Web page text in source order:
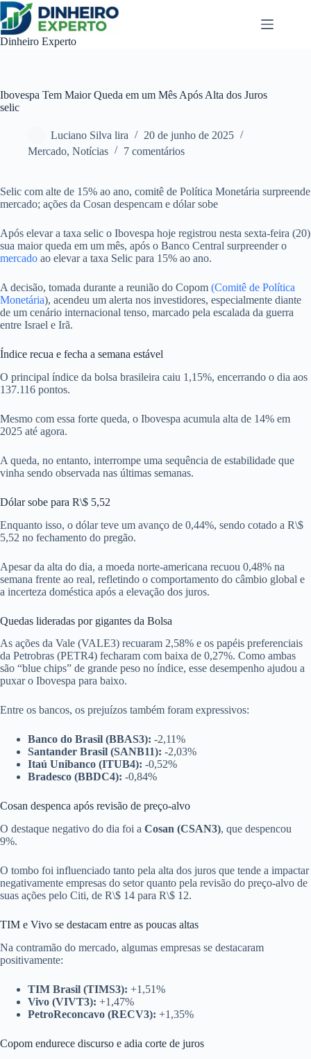
Pular
para
o
conteúdo
Dinheiro Experto
Ibovespa Tem Maior Queda em um Mês Após Alta dos Juros
selic
Luciano Silva lira
20 de junho de 2025
Mercado, Notícias 7 comentários
Selic com alte de 15% ao ano, comitê de Política Monetária surpreende
mercado; ações da Cosan despencam e dólar sobe
Após elevar a taxa selic o Ibovespa hoje registrou nesta sexta-feira (20)
sua maior queda em um mês, após o Banco Central surpreender o
mercado ao elevar a taxa Selic para 15% ao ano.
A decisão, tomada durante a reunião do Copom (Comitê de Política
Monetária), acendeu um alerta nos investidores, especialmente diante
de um cenário internacional tenso, marcado pela escalada da guerra
entre Israel e Irã.
Índice recua e fecha a semana estável
O principal índice da bolsa brasileira caiu 1,15%, encerrando o dia aos
137.116 pontos.
Mesmo com essa forte queda, o Ibovespa acumula alta de 14% em
2025 até agora.
A queda, no entanto, interrompe uma sequência de estabilidade que
vinha sendo observada nas últimas semanas.
Dólar sobe para R\$ 5,52
Enquanto isso, o dólar teve um avanço de 0,44%, sendo cotado a R\$
5,52 no fechamento do pregão.
Apesar da alta do dia, a moeda norte-americana recuou 0,48% na
semana frente ao real, refletindo o comportamento do câmbio global e
a incerteza doméstica após a elevação dos juros.
Quedas lideradas por gigantes da Bolsa
As ações da Vale (VALE3) recuaram 2,58% e os papéis preferenciais
da Petrobras (PETR4) fecharam com baixa de 0,27%. Como ambas
são “blue chips” de grande peso no índice, esse desempenho ajudou a
puxar o Ibovespa para baixo.
Entre os bancos, os prejuízos também foram expressivos:
Banco do Brasil (BBAS3): -2,11%
Santander Brasil (SANB11): -2,03%
Itaú Unibanco (ITUB4): -0,52%
Bradesco (BBDC4): -0,84%
Cosan despenca após revisão de preço-alvo
O destaque negativo do dia foi a Cosan (CSAN3), que despencou
9%.
O tombo foi influenciado tanto pela alta dos juros que tende a impactar
negativamente empresas do setor quanto pela revisão do preço-alvo de
suas ações pelo Citi, de R\$ 14 para R\$ 12.
TIM e Vivo se destacam entre as poucas altas
Na contramão do mercado, algumas empresas se destacaram
positivamente:
TIM Brasil (TIMS3): +1,51%
Vivo (VIVT3): +1,47%
PetroReconcavo (RECV3): +1,35%
Copom endurece discurso e adia corte de juros